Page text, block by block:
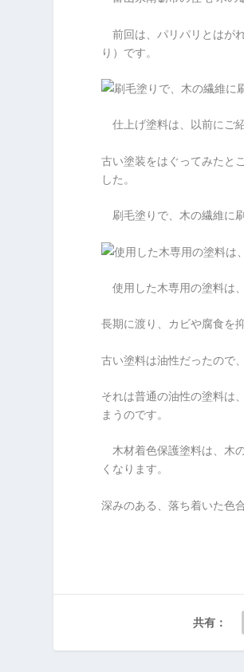
前回は、パリパリとはが
り）です。
仕上げ塗料は、以前にご
古い塗装をはぐってみたと
した。
刷毛塗りで、木の繊維に
使用した木専用の塗料は
長期に渡り、カビや腐食を
古い塗料は油性だったので
それは普通の油性の塗料は
まうのです。
木材着色保護塗料は、木
くなります。
深みのある、落ち着いた色
共有：